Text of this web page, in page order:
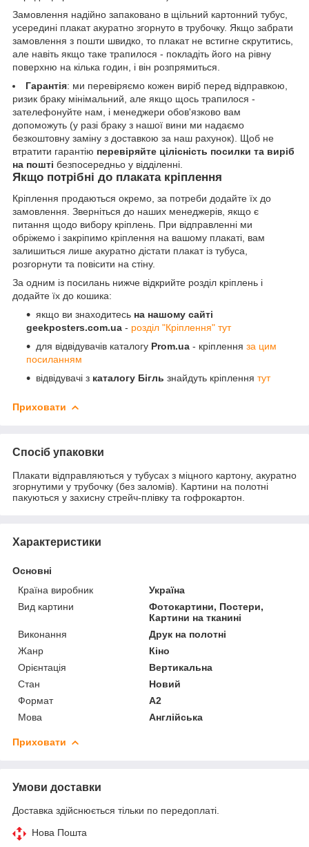
Замовлення надійно запаковано в щільний картонний тубус,
усередині плакат акуратно згорнуто в трубочку. Якщо забрати
замовлення з пошти швидко, то плакат не встигне скрутитись,
але навіть якщо таке трапилося - покладіть його на рівну
поверхню на кілька годин, і він розпрямиться.
Гарантія: ми перевіряємо кожен виріб перед відправкою,
ризик браку мінімальний, але якщо щось трапилося -
зателефонуйте нам, і менеджери обов'язково вам
допоможуть (у разі браку з нашої вини ми надаємо
безкоштовну заміну з доставкою за наш рахунок). Щоб не
втратити гарантію перевіряйте цілісність посилки та виріб
на пошті безпосередньо у відділенні.
Якщо потрібні до плаката кріплення
Кріплення продаються окремо, за потреби додайте їх до
замовлення. Зверніться до наших менеджерів, якщо є
питання щодо вибору кріплень. При відправленні ми
обріжемо і закріпимо кріплення на вашому плакаті, вам
залишиться лише акуратно дістати плакат із тубуса,
розгорнути та повісити на стіну.
За одним із посилань нижче відкрийте розділ кріплень і
додайте їх до кошика:
якщо ви знаходитесь на нашому сайті
geekposters.com.ua - розділ "Кріплення" тут
для відвідувачів каталогу Prom.ua - кріплення за цим
посиланням
відвідувачі з каталогу Бігль знайдуть кріплення тут
Приховати
Спосіб упаковки
Плакати відправляються у тубусах з міцного картону, акуратно
згорнутими у трубочку (без заломів). Картини на полотні
пакуються у захисну стрейч-плівку та гофрокартон.
Характеристики
Основні
Країна виробник
Україна
Вид картини
Фотокартини, Постери,
Картини на тканині
Виконання
Друк на полотні
Жанр
Кіно
Орієнтація
Вертикальна
Стан
Новий
Формат
A2
Мова
Англійська
Приховати
Умови доставки
Доставка здійснюється тільки по передоплаті.
Нова Пошта